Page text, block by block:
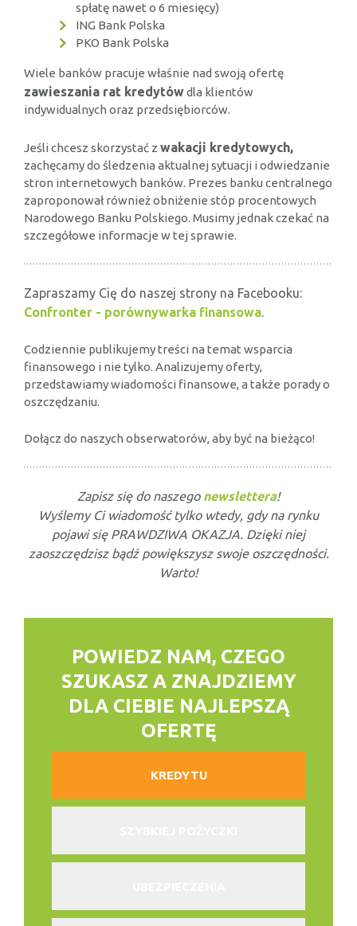
spłatę nawet o 6 miesięcy)
ING Bank Polska
PKO Bank Polska
Wiele banków pracuje właśnie nad swoją ofertę
zawieszania rat kredytówdla klientów
indywidualnych oraz przedsiębiorców.
Jeśli chcesz skorzystać z wakacji kredytowych,
zachęcamy do śledzenia aktualnej sytuacji i odwiedzanie
stron internetowych banków. Prezes banku centralnego
zaproponował również obniżenie stóp procentowych
Narodowego Banku Polskiego. Musimy jednak czekać na
szczegółowe informacje w tej sprawie.
Zapraszamy Cię do naszej strony na Facebooku:
Confronter - porównywarka finansowa.
Codziennie publikujemy treści na temat wsparcia
finansowego i nie tylko. Analizujemy oferty,
przedstawiamy wiadomości finansowe, a także porady o
oszczędzaniu.
Dołącz do naszych obserwatorów, aby być na bieżąco!
Zapisz się do naszego newslettera!
Wyślemy Ci wiadomość tylko wtedy, gdy na rynku
pojawi się PRAWDZIWA OKAZJA. Dzięki niej
zaoszczędzisz bądź powiększysz swoje oszczędności.
Warto!
POWIEDZ NAM, CZEGO
SZUKASZ A ZNAJDZIEMY
DLA CIEBIE NAJLEPSZĄ
OFERTĘ
KREDYTU